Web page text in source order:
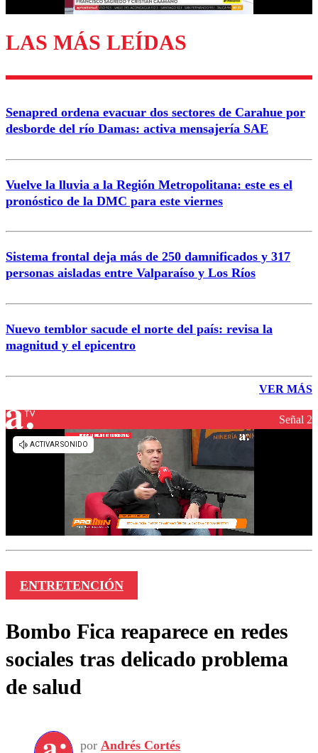
Enviar comentario
LAS MÁS LEÍDAS
Senapred ordena evacuar dos sectores de Carahue por
desborde del río Damas: activa mensajería SAE
Vuelve la lluvia a la Región Metropolitana: este es el
pronóstico de la DMC para este viernes
Sistema frontal deja más de 250 damnificados y 317
personas aisladas entre Valparaíso y Los Ríos
Nuevo temblor sacude el norte del país: revisa la
magnitud y el epicentro
VER MÁS
Señal 2
ENTRETENCIÓN
Bombo Fica reaparece en redes
sociales tras delicado problema
de salud
por Andrés Cortés